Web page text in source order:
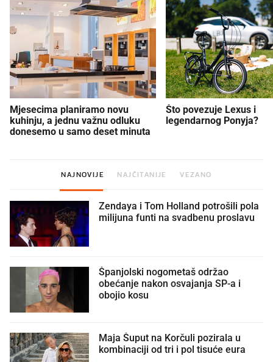
Mjesecima planiramo novu
kuhinju, a jednu važnu odluku
donesemo u samo deset minuta
Što povezuje Lexus i
legendarnog Ponyja?
NAJNOVIJE NAJČITANIJE VEZANO
Zendaya i Tom Holland potrošili pola
milijuna funti na svadbenu proslavu
Španjolski nogometaš održao
obećanje nakon osvajanja SP-a i
obojio kosu
Maja Šuput na Korčuli pozirala u
kombinaciji od tri i pol tisuće eura